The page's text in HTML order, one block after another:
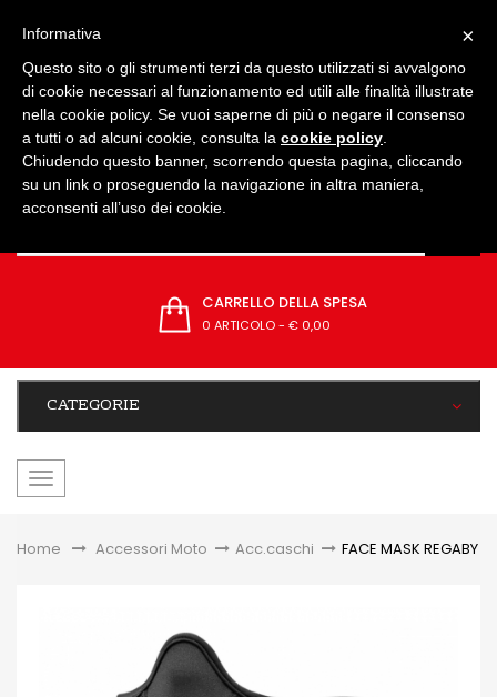
CARRELLO DELLA SPESA
0 ARTICOLO- € 0,00
CATEGORIE
navigazione
Home &gt;Accessori Moto > Acc.caschi > FACE MASK REGABY
×
Informativa
Questo sito o gli strumenti terzi da questo utilizzati si avvalgono
di cookie necessari al funzionamento ed utili alle finalità illustrate
nella cookie policy. Se vuoi saperne di più o negare il consenso
a tutti o ad alcuni cookie, consulta la cookie policy
Chiudendo questo banner, scorrendo questa pagina, cliccando
su un link o proseguendo la navigazione in altra maniera,
acconsenti all’uso dei cookie.